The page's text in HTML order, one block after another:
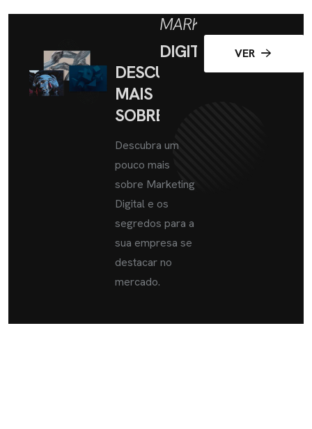
DESCUBRA
MAIS
SOBRE
MARKETING
DIGITAL
Descubra um
pouco mais
sobre Marketing
Digital e os
segredos para a
sua empresa se
destacar no
mercado.
VER